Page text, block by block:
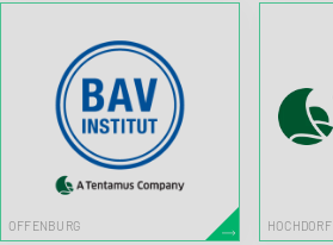
OFFENBURG HOCHDORF